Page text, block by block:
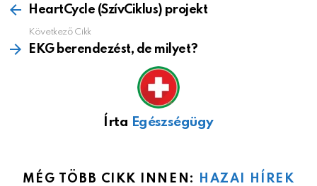
moreHeartCycle (SzívCiklus) projekt
Következő Cikk
EKG berendezést, de milyet?
Írta Egészségügy
MÉG TÖBB CIKK INNEN: HAZAI HÍREK